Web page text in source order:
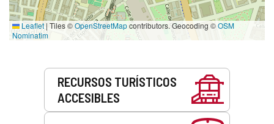
Leaflet | Tiles ©OpenStreetMapcontributors. Geocoding ©OSM
Nominatim
RECURSOS TURÍSTICOS
ACCESIBLES